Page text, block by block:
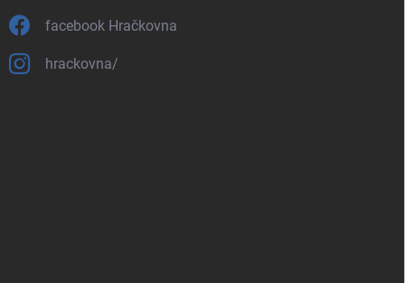
facebook Hračkovna
hrackovna/